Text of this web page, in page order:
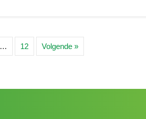
… 12 Volgende »